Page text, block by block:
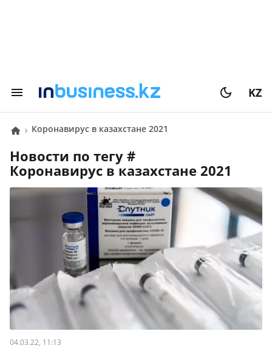
KZ
коронавирус в казахстане 2021
Новости по тегу #
коронавирус в казахстане 2021
04.03.22, 11:13